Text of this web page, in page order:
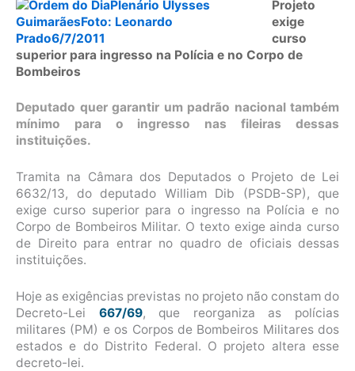
Projeto
exige
curso
superior para ingresso na Polícia e no Corpo de
Bombeiros
Deputado quer garantir um padrão nacional também
mínimo para o ingresso nas fileiras dessas
instituições.
Tramita na Câmara dos Deputados o Projeto de Lei
6632/13, do deputado William Dib (PSDB-SP), que
exige curso superior para o ingresso na Polícia e no
Corpo de Bombeiros Militar. O texto exige ainda curso
de Direito para entrar no quadro de oficiais dessas
instituições.
Hoje as exigências previstas no projeto não constam do
Decreto-Lei 667/69, que reorganiza as polícias
militares (PM) e os Corpos de Bombeiros Militares dos
estados e do Distrito Federal. O projeto altera esse
decreto-lei.